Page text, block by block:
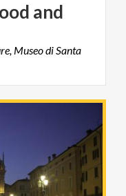
and
Museo di Santa